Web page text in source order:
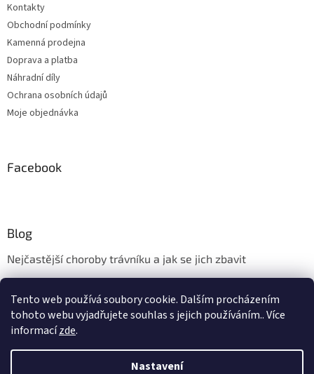
Tento web používá soubory cookie. Dalším procházením
tohoto webu vyjadřujete souhlas s jejich používáním.. Více
informacízde.
Nastavení
Kontakty
Obchodní podmínky
Kamenná prodejna
Doprava a platba
Náhradní díly
Ochrana osobních údajů
Moje objednávka
Facebook
Blog
Nejčastější choroby trávníku a jak se jich zbavit
Údržba trávníku v měsíci květnu
Vytvořil Shoptet